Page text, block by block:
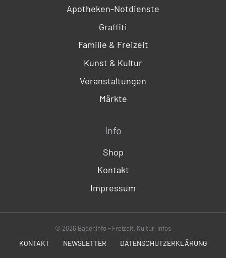
Apotheken-Notdienste
Graffiti
Familie & Freizeit
Kunst & Kultur
Veranstaltungen
Märkte
Info
Shop
Kontakt
Impressum
© 2026 Badeninfo - Freizeit, Kultur, Infos
KONTAKT NEWSLETTER DATENSCHUTZERKLÄRUNG